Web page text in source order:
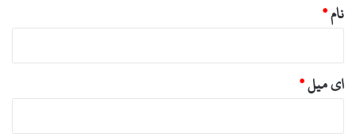
نام*
ای میل*